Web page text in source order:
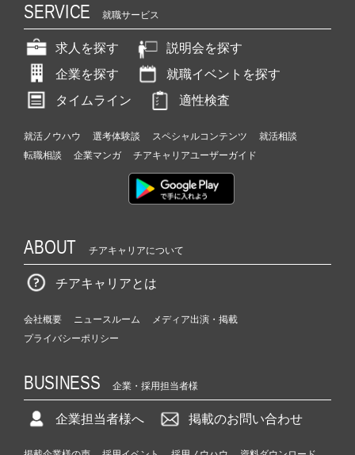
長
ス
タ
プ
ベ
ン
成
企
か
ウ
が
SERVICE 就職サービス
求人を探す
説明会を探す
企業を探す
就職イベントを探す
タイムライン
適性検査
就活ノウハウ 選考体験談 スペシャルコンテンツ
就活相談
転職相談
企業マンガ チアキャリアユーザーガイド
ABOUT チアキャリアについて
チアキャリアとは
会社概要 ニュースルーム
メディア出演・掲載
プライバシーポリシー
BUSINESS 企業・採用担当者様
企業担当者様へ 掲載のお問い合わせ